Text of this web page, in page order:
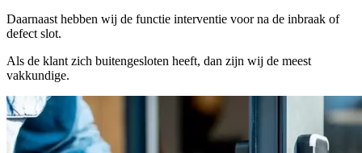
Daarnaast hebben wij de functie interventie voor na de inbraak of
defect slot.
Als de klant zich buitengesloten heeft, dan zijn wij de meest
vakkundige.